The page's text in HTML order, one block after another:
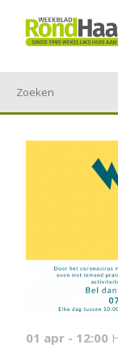
01 apr - 12:00